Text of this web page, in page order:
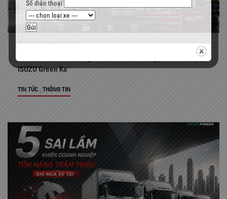
31 THÁNG 7, 2026-TRUCKS
Bao lâu nên bảo dưỡng xe tải ISUZU? Hướng dẫn chi tiết |
ISUZU Green Ka
TIN TỨC THÔNG TIN
Số điện thoại